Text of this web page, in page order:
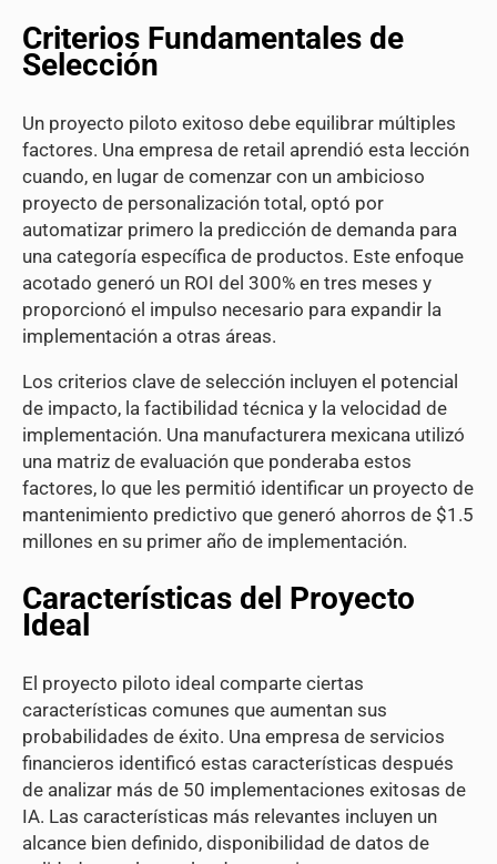
Criterios Fundamentales de
Selección
Un proyecto piloto exitoso debe equilibrar múltiples
factores. Una empresa de retail aprendió esta lección
cuando, en lugar de comenzar con un ambicioso
proyecto de personalización total, optó por
automatizar primero la predicción de demanda para
una categoría específica de productos. Este enfoque
acotado generó un ROI del 300% en tres meses y
proporcionó el impulso necesario para expandir la
implementación a otras áreas.
Los criterios clave de selección incluyen el potencial
de impacto, la factibilidad técnica y la velocidad de
implementación. Una manufacturera mexicana utilizó
una matriz de evaluación que ponderaba estos
factores, lo que les permitió identificar un proyecto de
mantenimiento predictivo que generó ahorros de $1.5
millones en su primer año de implementación.
Características del Proyecto
Ideal
El proyecto piloto ideal comparte ciertas
características comunes que aumentan sus
probabilidades de éxito. Una empresa de servicios
financieros identificó estas características después
de analizar más de 50 implementaciones exitosas de
IA. Las características más relevantes incluyen un
alcance bien definido, disponibilidad de datos de